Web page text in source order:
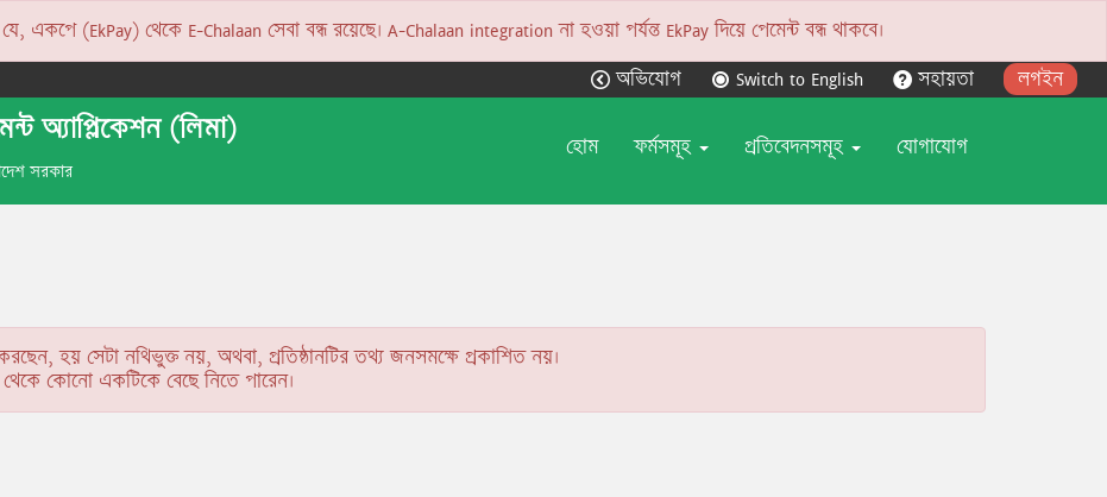
(EkPay) থেকে E-Chalaan সেবা বন্ধ রয়েছে। A-Chalaan integration না হওয়া পর্যন্ত EkPay দিয়ে পেমেন্ট বন্ধ থাকবে।
অভিযোগ Switch to English সহায়তা লগইন
অ্যাপ্লিকেশন (লিমা)
সরকার
হোম ফর্মসমূহ প্রতিবেদনসমূহ যোগাযোগ
হয় সেটা নথিভুক্ত নয়, অথবা, প্রতিষ্ঠানটির তথ্য জনসমক্ষে প্রকাশিত নয়।
কোনো একটিকে বেছে নিতে পারেন।